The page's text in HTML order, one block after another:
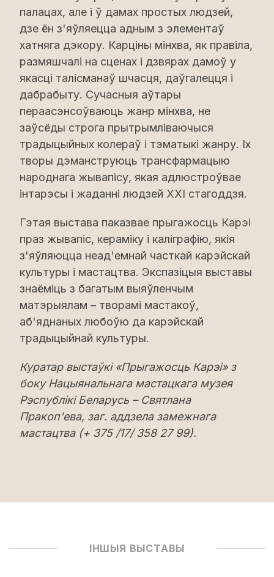
палацах, але і ў дамах простых людзей,
дзе ён з'яўляецца адным з элементаў
хатняга дэкору. Карціны мінхва, як правіла,
размяшчалі на сценах і дзвярах дамоў у
якасці талісманаў шчасця, даўгалецця і
дабрабыту. Сучасныя аўтары
пераасэнсоўваюць жанр мінхва, не
заўсёды строга прытрымліваючыся
традыцыйных колераў і тэматыкі жанру. Іх
творы дэманструюць трансфармацыю
народнага жывапісу, якая адлюстроўвае
інтарэсы і жаданні людзей XXI стагоддзя.
Гэтая выстава паказвае прыгажосць Карэі
праз жывапіс, кераміку і каліграфію, якія
з'яўляюцца неад'емнай часткай карэйскай
культуры і мастацтва. Экспазіцыя выставы
знаёміць з багатым выяўленчым
матэрыялам – творамі мастакоў,
аб'яднаных любоўю да карэйскай
традыцыйнай культуры.
Куратар выстаўкі «Прыгажосць Карэі» з
боку Нацыянальнага мастацкага музея
Рэспублікі Беларусь – Святлана
Пракоп'ева, заг. аддзела замежнага
мастацтва (+ 375 /17/ 358 27 99).
ІНШЫЯ ВЫСТАВЫ